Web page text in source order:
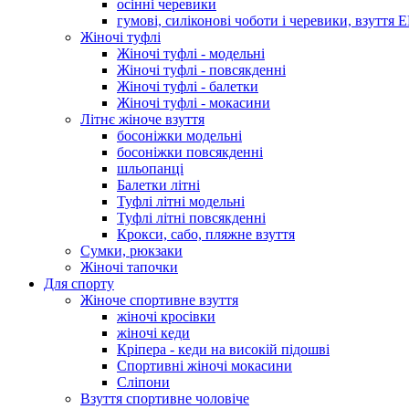
осінні черевики
гумові, силіконові чоботи і черевики, взуття
Жіночі туфлі
Жіночі туфлі - модельні
Жіночі туфлі - повсякденні
Жіночі туфлі - балетки
Жіночі туфлі - мокасини
Літнє жіноче взуття
босоніжки модельні
босоніжки повсякденні
шльопанці
Балетки літні
Туфлі літні модельні
Туфлі літні повсякденні
Крокси, сабо, пляжне взуття
Сумки, рюкзаки
Жіночі тапочки
Для спорту
Жіноче спортивне взуття
жіночі кросівки
жіночі кеди
Кріпера - кеди на високій підошві
Спортивні жіночі мокасини
Сліпони
Взуття спортивне чоловіче